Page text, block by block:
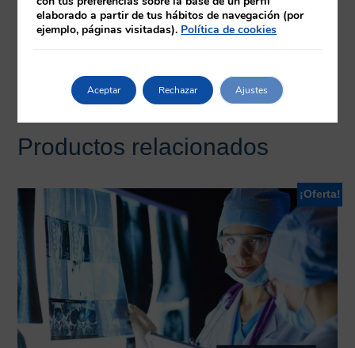
Requisitos
Herramientas
Productos relacionados
¡Oferta!
elaborado a partir de tus hábitos de navegación (por
ejemplo, páginas visitadas). Política de cookies
Aceptar Rechazar Ajustes